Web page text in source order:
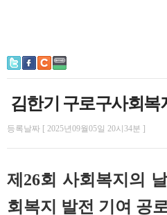
김한기 구로구사회복
등록날짜 [ 2025년09월05일 20시34분 ]
제26회 사회복지의
회복지 발전 기여 공